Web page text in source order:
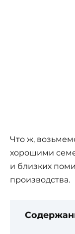
Что ж,
хорошими
и близких
производства.